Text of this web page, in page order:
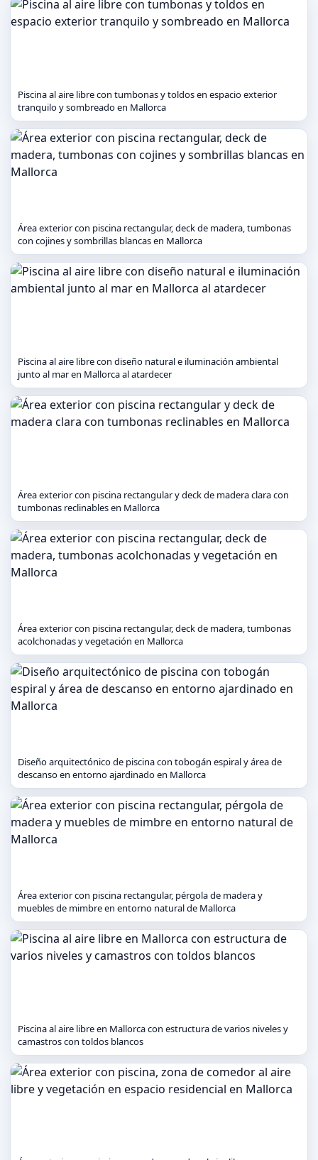
Piscina al aire libre con tumbonas y toldos en espacio exterior
tranquilo y sombreado en Mallorca
Área exterior con piscina rectangular, deck de madera, tumbonas
con cojines y sombrillas blancas en Mallorca
Piscina al aire libre con diseño natural e iluminación ambiental
junto al mar en Mallorca al atardecer
Área exterior con piscina rectangular y deck de madera clara con
tumbonas reclinables en Mallorca
Área exterior con piscina rectangular, deck de madera, tumbonas
acolchonadas y vegetación en Mallorca
Diseño arquitectónico de piscina con tobogán espiral y área de
descanso en entorno ajardinado en Mallorca
Área exterior con piscina rectangular, pérgola de madera y
muebles de mimbre en entorno natural de Mallorca
Piscina al aire libre en Mallorca con estructura de varios niveles y
camastros con toldos blancos